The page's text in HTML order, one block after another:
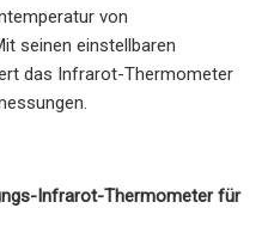
von
seinen einstellbaren
das Infrarot-Thermometer
Infrarot-Thermometer für